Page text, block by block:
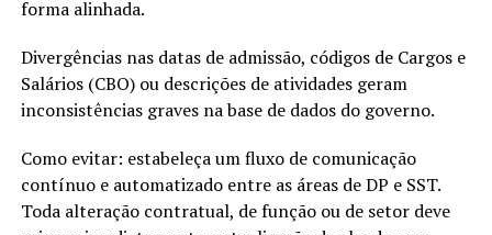
forma alinhada.
Divergências nas datas de admissão, códigos de Cargos e
Salários (CBO) ou descrições de atividades geram
inconsistências graves na base de dados do governo.
Como evitar: estabeleça um fluxo de comunicação
contínuo e automatizado entre as áreas de DP e SST.
Toda alteração contratual, de função ou de setor deve